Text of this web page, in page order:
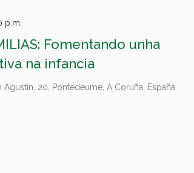
Fomentando unha
na infancia
p.m.
Agustín, 20, Pontedeume, A Coruña, España